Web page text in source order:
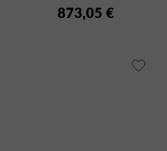
873,05 €